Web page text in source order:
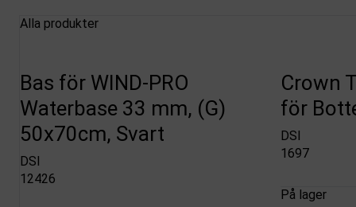
Alla produkter
Bas för WIND-PRO
Waterbase 33 mm, (G)
50x70cm, Svart
DSI
12426
Crown
för
DSI
1697
På lager